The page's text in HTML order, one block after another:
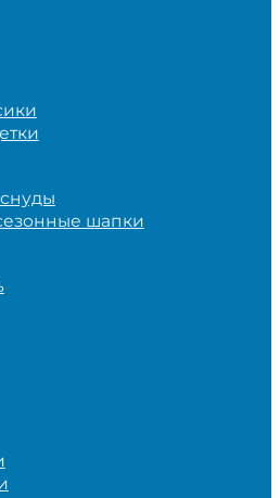
шапки